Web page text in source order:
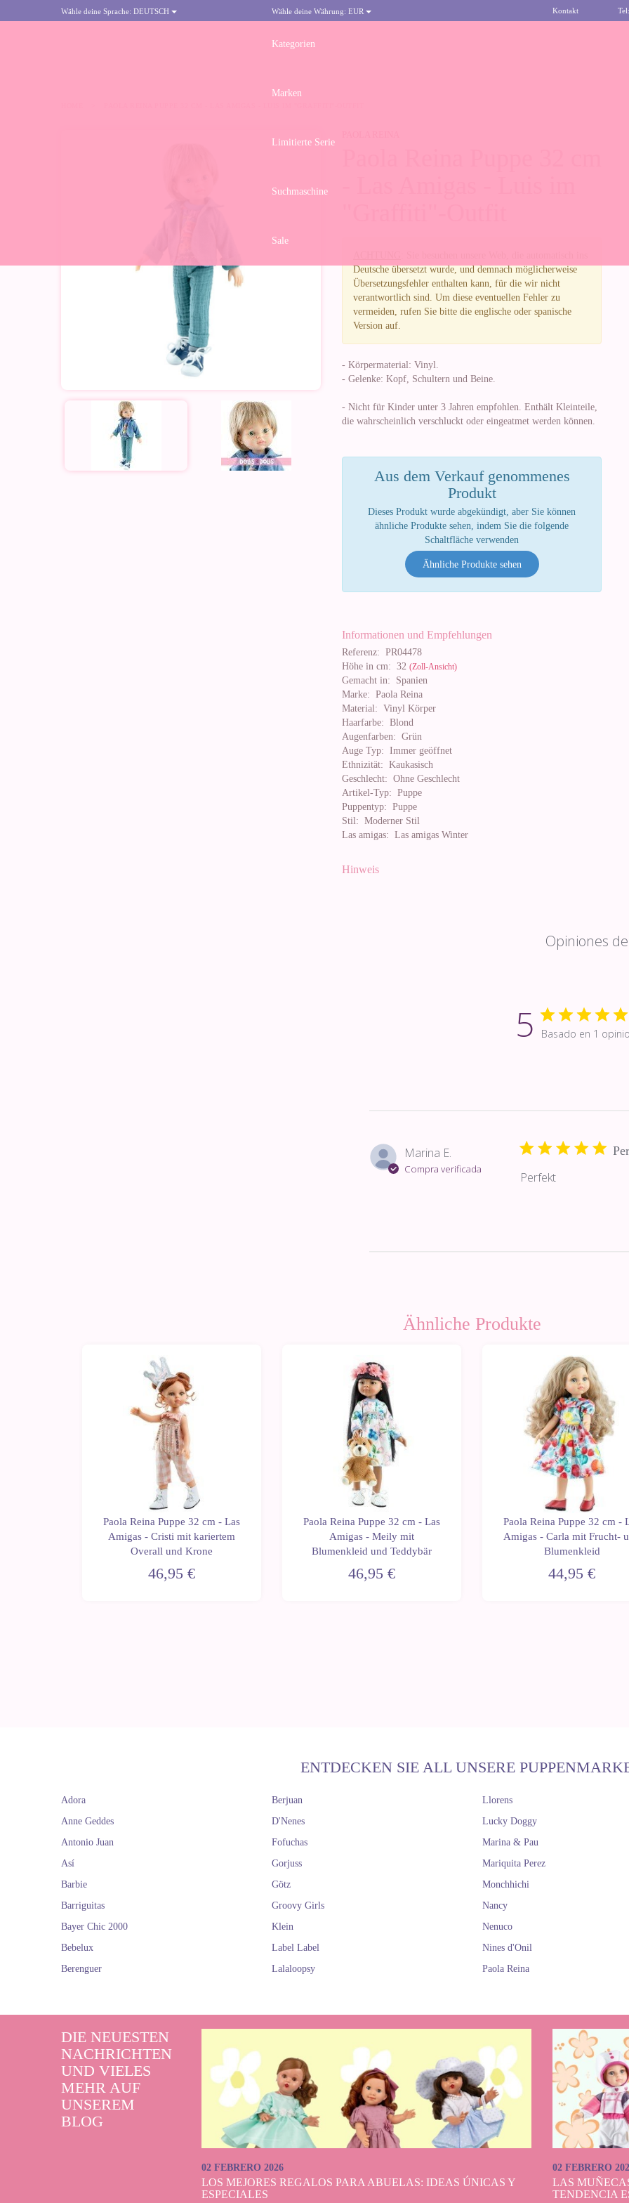
Wähle deine Sprache: DEUTSCH Wähle deine Währung: EUR Kontakt
Kategorien
Marken
Limitierte Serie
Suchmaschine
Sale
Deutsche übersetzt wurde, und demnach möglicherweise
Übersetzungsfehler enthalten kann, für die wir nicht
verantwortlich sind. Um diese eventuellen Fehler zu
vermeiden, rufen Sie bitte die englische oder spanische
Version auf.
- Körpermaterial: Vinyl.
- Gelenke: Kopf, Schultern und Beine.
- Nicht für Kinder unter 3 Jahren empfohlen. Enthält Kleinteile,
die wahrscheinlich verschluckt oder eingeatmet werden können.
Aus dem Verkauf genommenes
Produkt
Dieses Produkt wurde abgekündigt, aber Sie können
ähnliche Produkte sehen, indem Sie die folgende
Schaltfläche verwenden
Ähnliche Produkte sehen
Informationen und Empfehlungen
Referenz: PR04478
Höhe in cm: 32 (Zoll-Ansicht)
Gemacht in: Spanien
Marke: Paola Reina
Material: Vinyl Körper
Haarfarbe: Blond
Augenfarben: Grün
Auge Typ: Immer geöffnet
Ethnizität: Kaukasisch
Geschlecht: Ohne Geschlecht
Artikel-Typ: Puppe
Puppentyp: Puppe
Stil: Moderner Stil
Las amigas: Las amigas Winter
Hinweis
Opiniones
5 Basado en 1
Marina E.
Compra verificada
Perfekt
Ähnliche Produkte
Paola Reina Puppe 32 cm - Las
Amigas - Cristi mit kariertem
Overall und Krone
46,95 €
Paola Reina Puppe 32 cm - Las
Amigas - Meily mit
Blumenkleid und Teddybär
46,95 €
Paola Reina Puppe 32 cm -
Amigas - Carla mit Frucht-
Blumenkleid
44,95 €
ENTDECKEN SIE ALL UNSERE
Adora
Anne Geddes
Antonio Juan
Así
Barbie
Barriguitas
Bayer Chic 2000
Bebelux
Berenguer
Berjuan
D'Nenes
Fofuchas
Gorjuss
Götz
Groovy Girls
Klein
Label Label
Lalaloopsy
Llorens
Lucky Doggy
Marina & Pau
Mariquita Perez
Monchhichi
Nancy
Nenuco
Nines d'Onil
Paola Reina
DIE NEUESTEN
NACHRICHTEN
UND VIELES
MEHR AUF
UNSEREM
BLOG
02 FEBRERO 2026
LOS MEJORES REGALOS PARA ABUELAS: IDEAS ÚNICAS Y
ESPECIALES
02 FEBRERO
LAS
TENDENCIA